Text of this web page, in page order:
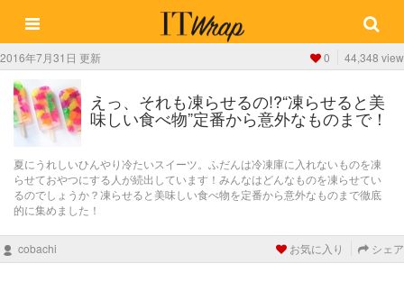
2016年7月31日 更新 0 44,348 view
えっ、それも凍らせるの!?“凍らせると美
味しい食べ物”定番から意外なものまで！
夏にうれしいひんやり冷たいスイーツ。ふだんは冷凍庫に入れないものを凍
らせておやつにする人が続出しています！みんなはどんなものを凍らせてい
るのでしょうか？凍らせると美味しい食べ物を定番から意外なものまで徹底
的に集めました！
cobachi お気に入り シェア